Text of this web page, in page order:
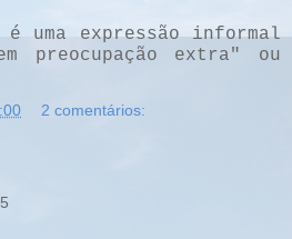
é uma expressão informal
preocupação extra" ou
2 comentários: